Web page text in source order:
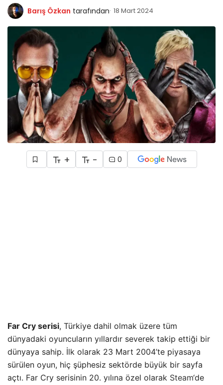
Barış Özkan tarafından 18 Mart 2024
+ - 0
Far Cry serisi, Türkiye dahil olmak üzere tüm
dünyadaki oyuncuların yıllardır severek takip ettiği bir
dünyaya sahip. İlk olarak 23 Mart 2004’te piyasaya
sürülen oyun, hiç şüphesiz sektörde büyük bir sayfa
açtı. Far Cry serisinin 20. yılına özel olarak Steam‘de